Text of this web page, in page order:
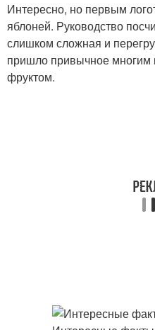
Интересно, но первым
яблоней. Руководство
слишком сложная и
пришло привычное
фруктом.